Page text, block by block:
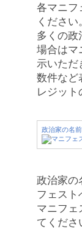
各マニフ
ください
多くの政
場合はマ
示いただ
数件など
レジット
政治家の名前
政治家の
フェスト
マニフェ
てくださ